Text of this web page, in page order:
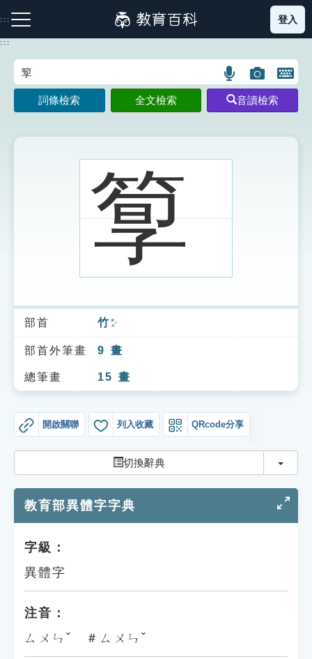
到
主
:::
注音索引圖示 筆畫索引圖示 部首索引表圖示
索引選單
知識索引
單字索引
貓頭鷹博士
登入
:::
語
言
搜
示
圖
片
搜
開
鍵
圖
詞條檢索 全文檢索 音讀檢索
箰
部首 竹 ㄓㄨˊ
部首外筆畫 9 畫
總筆畫 15 畫
開啟關聯 列入收藏 QRcode分享
切換辭典 切換
教育部異體字字典
字級：
異體字
注音：
ㄙㄨㄣˇ ＃ㄙㄨㄣˇ